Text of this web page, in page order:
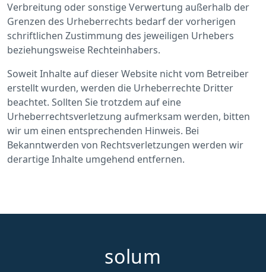
Verbreitung oder sonstige Verwertung außerhalb der
Grenzen des Urheberrechts bedarf der vorherigen
schriftlichen Zustimmung des jeweiligen Urhebers
beziehungsweise Rechteinhabers.
Soweit Inhalte auf dieser Website nicht vom Betreiber
erstellt wurden, werden die Urheberrechte Dritter
beachtet. Sollten Sie trotzdem auf eine
Urheberrechtsverletzung aufmerksam werden, bitten
wir um einen entsprechenden Hinweis. Bei
Bekanntwerden von Rechtsverletzungen werden wir
derartige Inhalte umgehend entfernen.
solum